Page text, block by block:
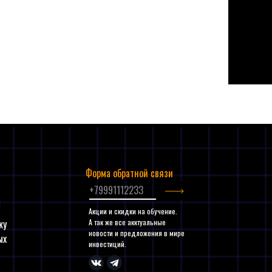
Акции и скидки на обучение.
А так же все акктуальные
новости и предложения в мире
инвестиций.
Форма обратной связи